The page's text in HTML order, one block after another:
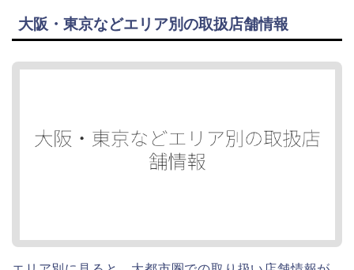
大阪・東京などエリア別の取扱店舗情報